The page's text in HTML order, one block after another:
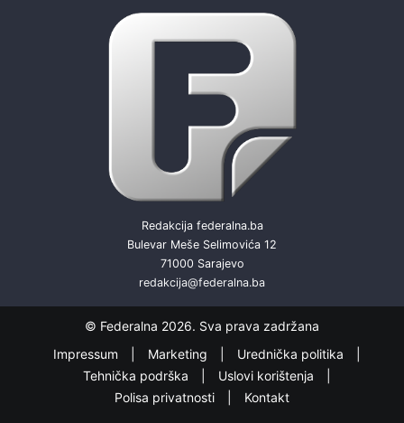
Redakcija federalna.ba
Bulevar Meše Selimovića 12
71000 Sarajevo
redakcija@federalna.ba
© Federalna 2026. Sva prava zadržana
Impressum
Marketing
Urednička politika
Tehnička podrška
Uslovi korištenja
Polisa privatnosti
Kontakt